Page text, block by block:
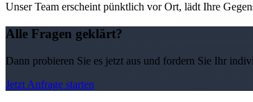
Unser Team erscheint pünktlich vor Ort, lädt Ihre
Alle Fragen geklärt?
Dann probieren Sie es jetzt aus und fordern Sie Ihr
Jetzt Anfrage starten